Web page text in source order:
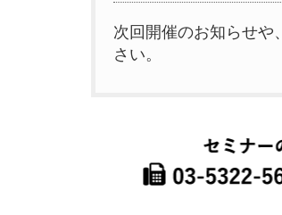
次回開催のお知らせや
さい。